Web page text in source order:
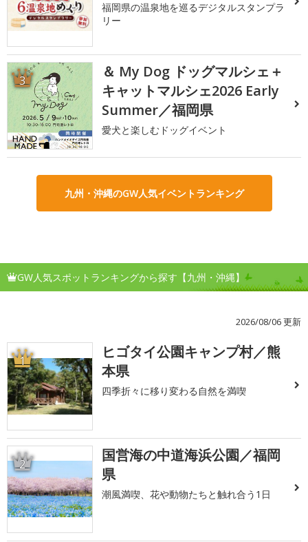
福岡県の温泉地を巡るデジタルスタンプラ
リー
3
＆ My Dog ドッグマルシェ＋
キャットマルシェ2026 Early
Summer／福岡県
愛犬と楽しむドッグイベント
九州・沖縄のGW人気イベントランキング
GW人気スポットランキングから探す【九州・沖縄】
2026/08/06 更新
1
ヒゴタイ公園キャンプ村／熊
本県
四季折々に移り変わる自然を満喫
2
国営海の中道海浜公園／福岡
県
潮風満喫、花や動物たちと触れ合う1日